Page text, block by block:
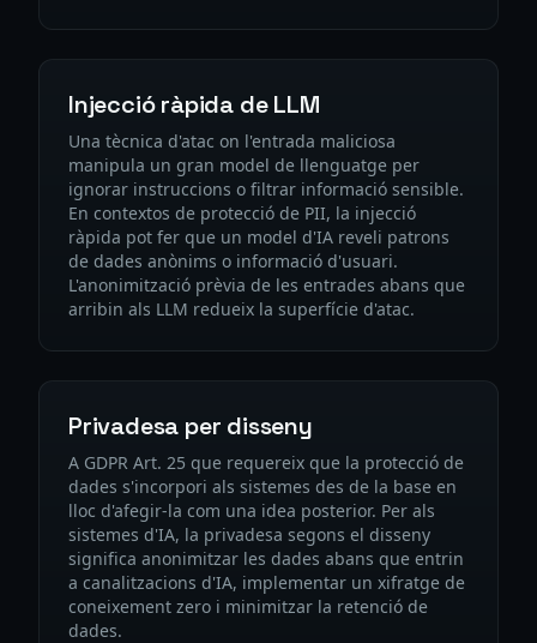
Injecció ràpida de LLM
Una tècnica d'atac on l'entrada maliciosa
manipula un gran model de llenguatge per
ignorar instruccions o filtrar informació sensible.
En contextos de protecció de PII, la injecció
ràpida pot fer que un model d'IA reveli patrons
de dades anònims o informació d'usuari.
L'anonimització prèvia de les entrades abans que
arribin als LLM redueix la superfície d'atac.
Privadesa per disseny
A GDPR Art. 25 que requereix que la protecció de
dades s'incorpori als sistemes des de la base en
lloc d'afegir-la com una idea posterior. Per als
sistemes d'IA, la privadesa segons el disseny
significa anonimitzar les dades abans que entrin
a canalitzacions d'IA, implementar un xifratge de
coneixement zero i minimitzar la retenció de
dades.